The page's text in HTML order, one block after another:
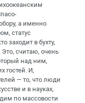
а именно
статус
заходит в бухту,
считаю, очень
над ним,
гостей. И,
— то, что люди
и в науках,
по массовости